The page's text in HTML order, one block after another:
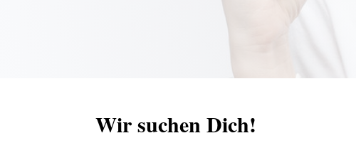
Wir suchen Dich!